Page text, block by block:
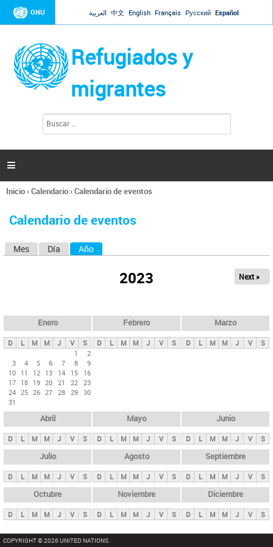
Jump to navigation
ONU العربية 中文 English Français Русский Español
Refugiados y
migrantes
l
d
s

Se
usted
Inicio›Calendario›Calendario de eventos
Calendario de eventos
s
p
n
c
i
p
l
e
s
Mes Día Año
2023 Next »
Enero
D L M M J V
S
1
2
3
4 5 6 7 8
9
10 11 12 13 14 15
16
17 18 19 20 21 22 23
24 25 26 27 28 29 30
31
Febrero
D L M M J V S
Marzo
D L M M J V S
Abril
D L M M J V S
Mayo
D L M M J V S
Junio
D L M M J V S
Julio
D L M M J V S
Agosto
D L M M J V S
Septiembre
D L M M J V S
Octubre
D L M M J V S
Noviembre
D L M M J V S
Diciembre
D L M M J V S
COPYRIGHT © 2026 UNITED NATIONS